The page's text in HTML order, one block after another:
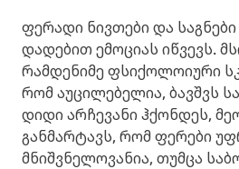
ფერადი ნივთები და
დადებით ემოციას იწვევს.
რამდენიმე ფსიქოლოიური
რომ აუცილებელია, ბავშვს
დიდი არჩევანი ჰქონდეს,
განმარტავს, რომ ფერები
მნიშვნელოვანია, თუმცა